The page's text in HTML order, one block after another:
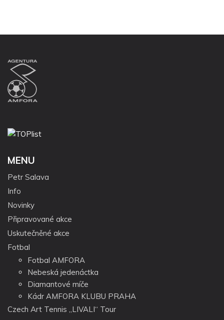
MENU
Petr Salava
Info
Novinky
Připravované akce
Uskutečněné akce
Fotbal
Fotbal AMFORA
Nebeská jedenáctka
Diamantové míče
Kádr AMFORA KLUBU PRAHA
Czech Art Tennis „LIVALI“ Tour